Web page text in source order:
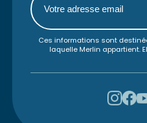
Ces informations sont
laquelle Merlin appartient.